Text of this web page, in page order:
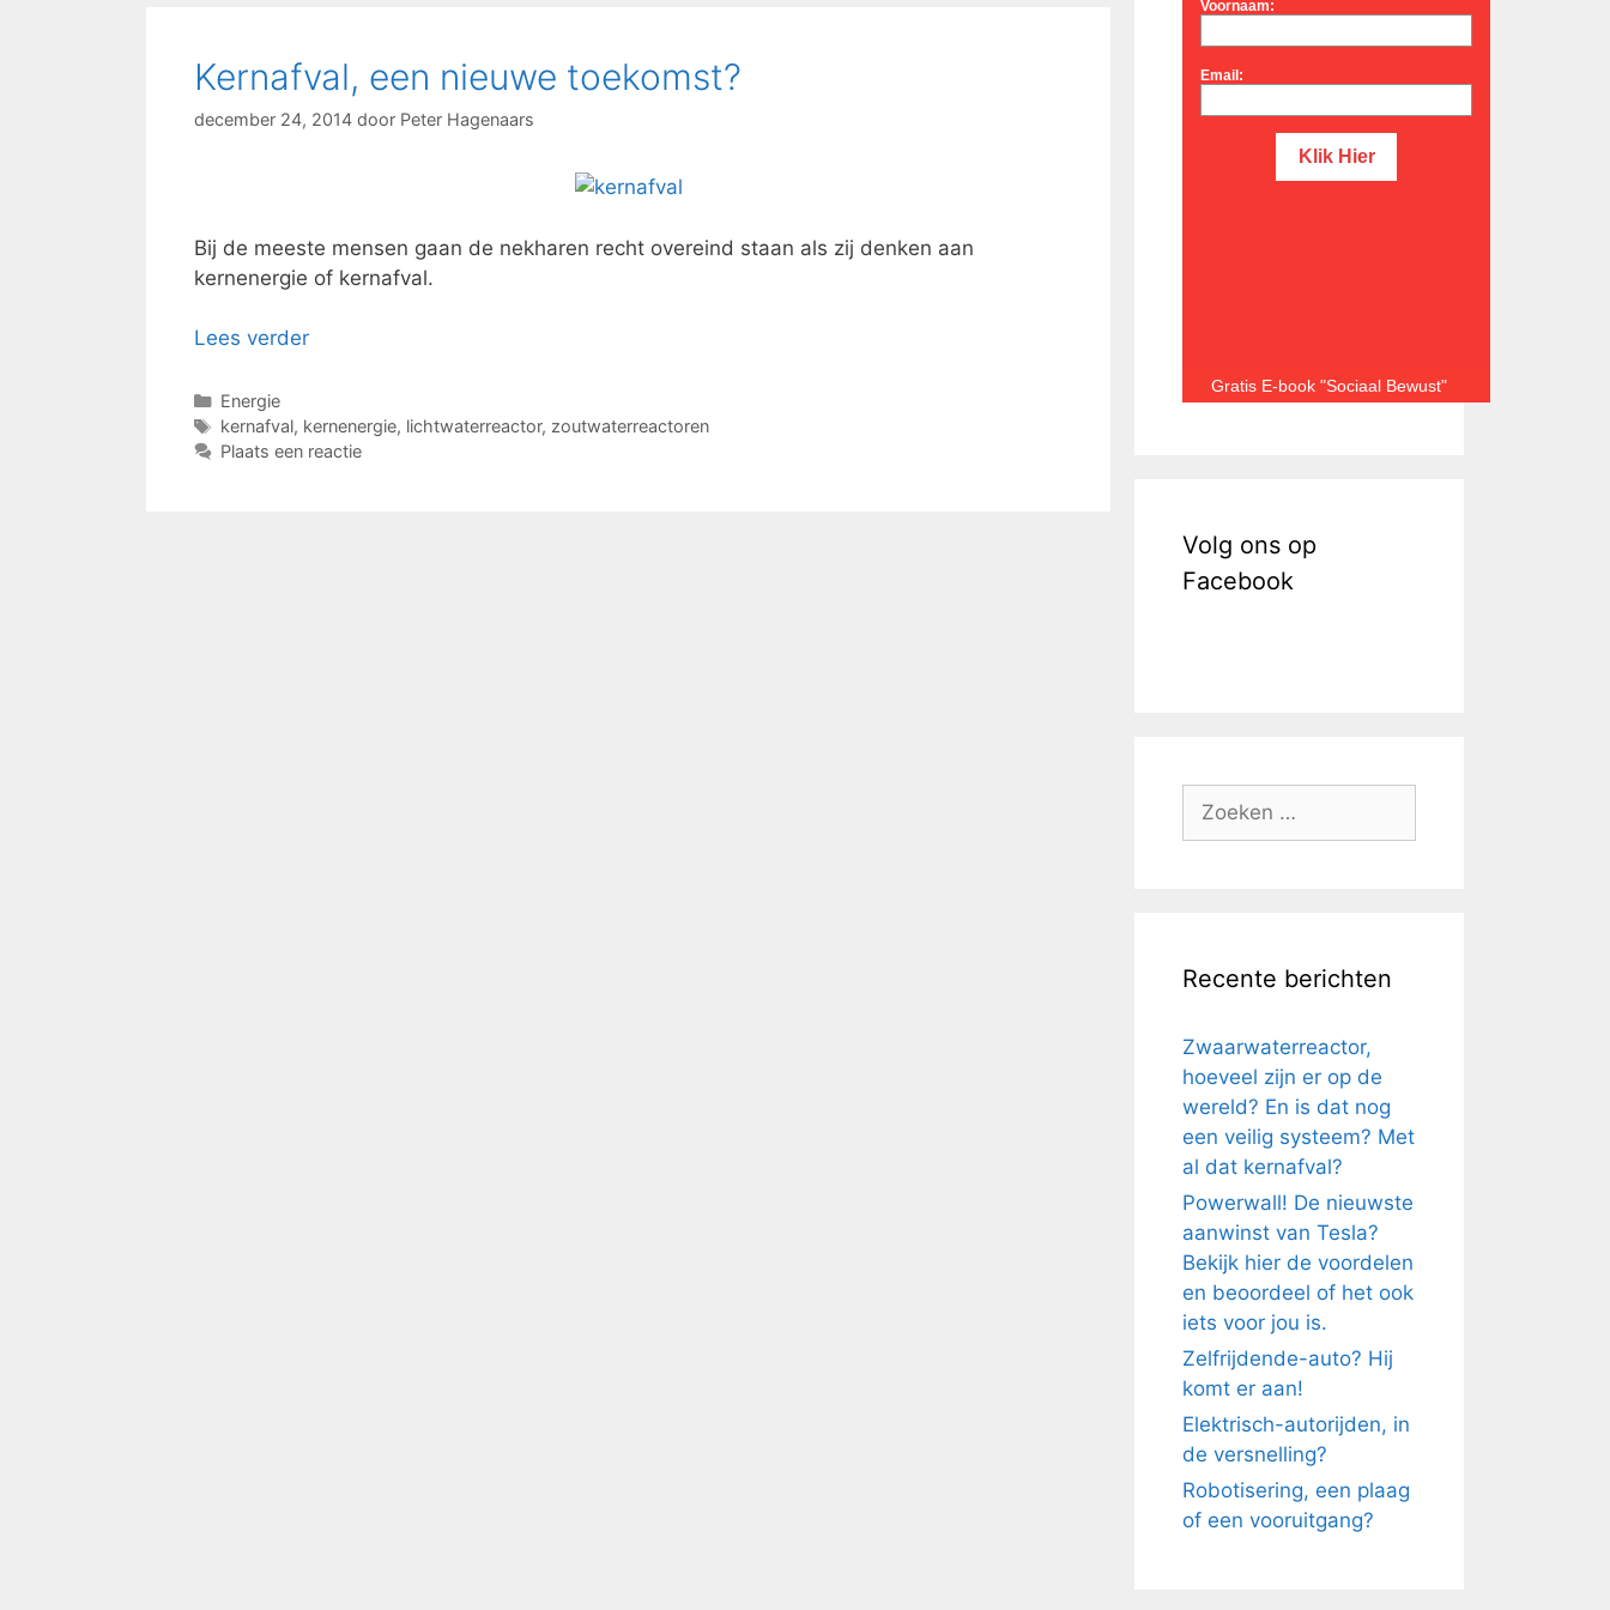
Kernafval, een nieuwe toekomst?
december 24, 2014 door Peter Hagenaars
Bij de meeste mensen gaan de nekharen recht overeind staan als zij denken aan
kernenergie of kernafval.
Lees verder
Categorieën
Energie
Tags
kernafval, kernenergie, lichtwaterreactor, zoutwaterreactoren
Plaats een reactie
Voornaam:
Email:
Gratis E-book "Sociaal Bewust"
Volg ons op
Facebook
Zoek
Recente berichten
Zwaarwaterreactor,
hoeveel zijn er op de
wereld? En is dat nog
een veilig systeem? Met
al dat kernafval?
Powerwall! De nieuwste
aanwinst van Tesla?
Bekijk hier de voordelen
en beoordeel of het ook
iets voor jou is.
Zelfrijdende-auto? Hij
komt er aan!
Elektrisch-autorijden, in
de versnelling?
Robotisering, een plaag
of een vooruitgang?